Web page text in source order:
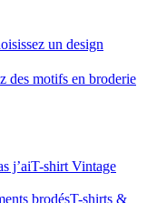
un design
des motifs en broderie
j’aiT-shirt Vintage
brodésT-shirts &